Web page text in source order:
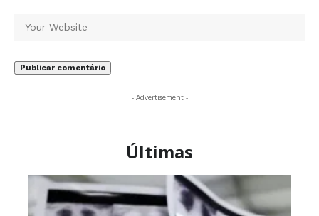
- Advertisement -
Últimas